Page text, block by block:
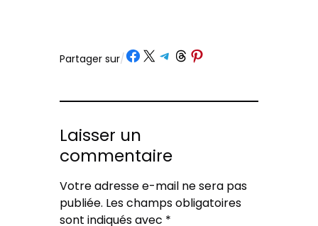
Partager sur/ Partager sur Facebook
Partager sur X Partager sur Telegram
Partager sur Threads
Partager sur Pinterest
Laisser un
commentaire
Votre adresse e-mail ne sera pas
publiée. Les champs obligatoires
sont indiqués avec *